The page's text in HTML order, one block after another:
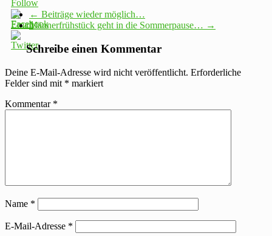
← Beiträge wieder möglich…
Männerfrühstück geht in die Sommerpause… →
Schreibe einen Kommentar
Deine E-Mail-Adresse wird nicht veröffentlicht. Erforderliche
Felder sind mit * markiert
Kommentar *
Name *
E-Mail-Adresse *